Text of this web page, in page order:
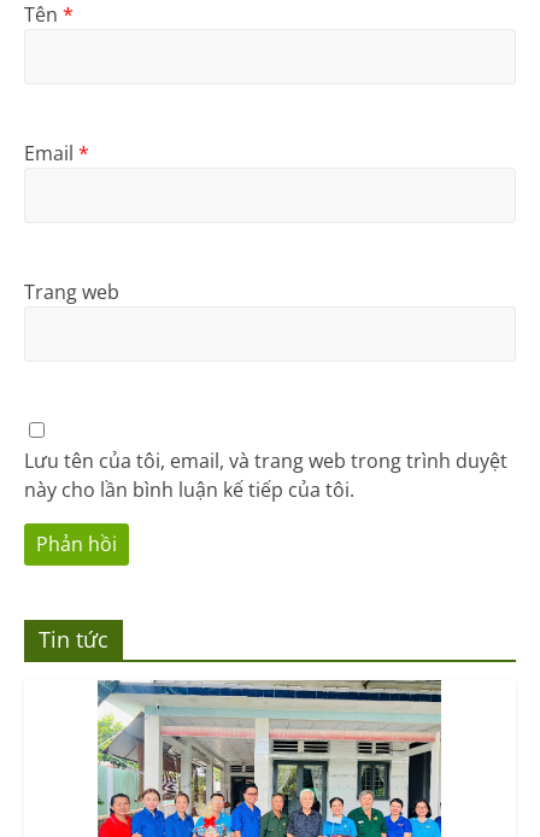
Tên *
Email *
Trang web
Lưu tên của tôi, email, và trang web trong trình duyệt
này cho lần bình luận kế tiếp của tôi.
Tin tức